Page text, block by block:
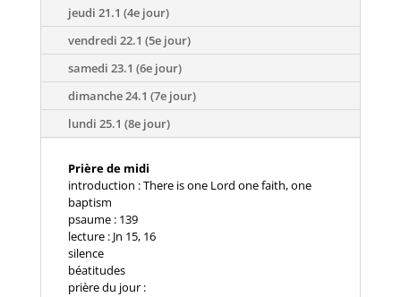
jeudi 21.1 (4e jour)
vendredi 22.1 (5e jour)
samedi 23.1 (6e jour)
dimanche 24.1 (7e jour)
lundi 25.1 (8e jour)
Prière de midi
introduction : There is one Lord one faith, one
baptism
psaume : 139
lecture : Jn 15, 16
silence
béatitudes
prière du jour :